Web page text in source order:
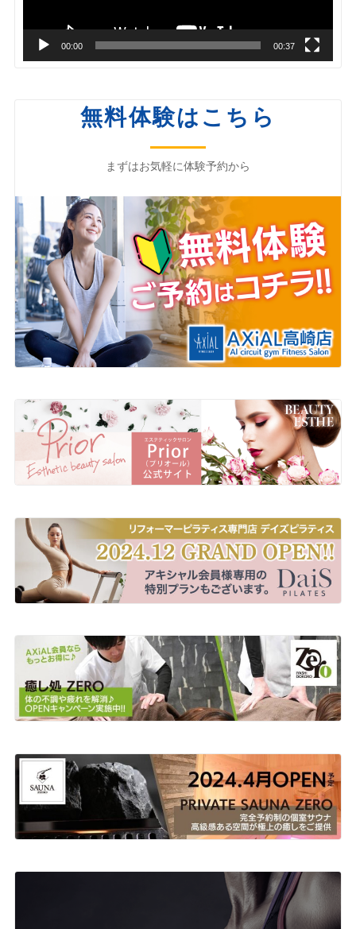
00:00 00:37
無料体験はこちら
まずはお気軽に体験予約から